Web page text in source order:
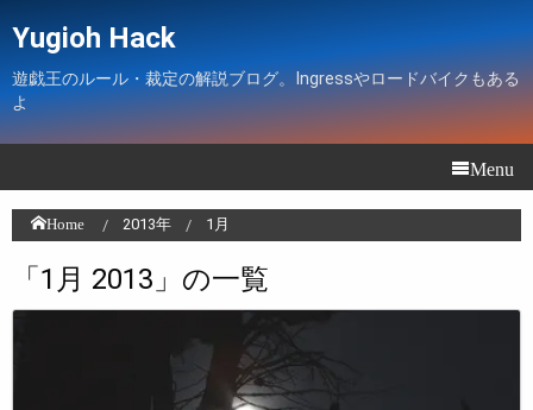
Yugioh Hack
遊戯王のルール・裁定の解説ブログ。Ingressやロードバイクもある
よ
Menu
Home 2013年 1月
「1月 2013」の一覧